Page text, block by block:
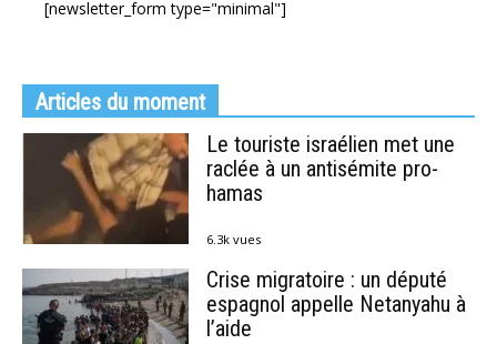
[newsletter_form type="minimal"]
Articles du moment
Le touriste israélien met une
raclée à un antisémite pro-
hamas
6.3k vues
Crise migratoire : un député
espagnol appelle Netanyahu à
l’aide